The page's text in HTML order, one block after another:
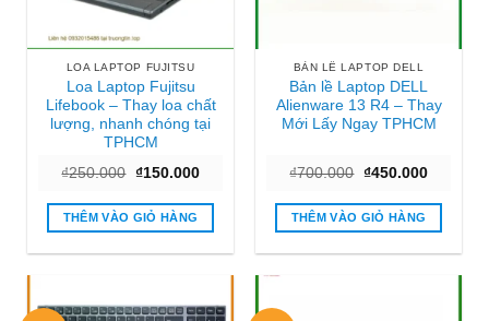
LOA LAPTOP FUJITSU
Loa Laptop Fujitsu
Lifebook – Thay loa chất
lượng, nhanh chóng tại
TPHCM
₫250.000 Giá
là:
₫250.000.
₫150.000Giá
tại
₫150.000.
THÊM VÀO GIỎ HÀNG
BẢN LỀ LAPTOP DELL
Bản lề Laptop DELL
Alienware 13 R4 – Thay
Mới Lấy Ngay TPHCM
₫700.000 Giá
là:
₫700.000.
₫450.000Giá
tại
THÊM VÀO GIỎ HÀNG